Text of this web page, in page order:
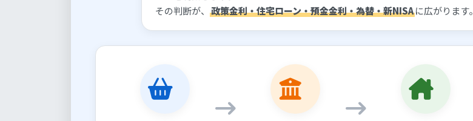
その判断が、 政策金利・住宅ローン・預金金利・為替・新NISAに広がります。